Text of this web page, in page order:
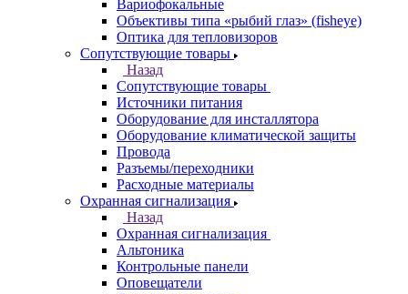
Вариофокальные
Объективы типа «рыбий глаз» (fisheye)
Оптика для тепловизоров
Сопутствующие товары
Назад
Сопутствующие товары
Источники питания
Оборудование для инсталлятора
Оборудование климатической защиты
Провода
Разъемы/переходники
Расходные материалы
Охранная сигнализация
Назад
Охранная сигнализация
Альтоника
Контрольные панели
Оповещатели